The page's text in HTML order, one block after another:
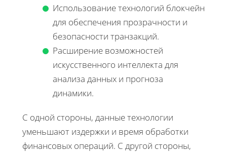
Использование технологий блокчейн
для обеспечения прозрачности и
безопасности транзакций.
Расширение возможностей
искусственного интеллекта для
анализа данных и прогноза
динамики.
С одной стороны, данные технологии
уменьшают издержки и время обработки
финансовых операций. С другой стороны,